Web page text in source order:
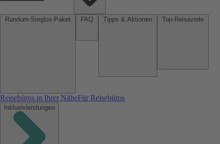
Reisebüros in Ihrer NäheFür Reisebüros
Inklusivleistungen